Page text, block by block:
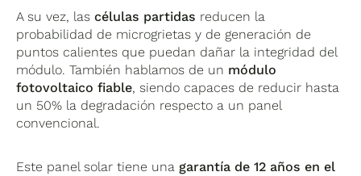
A su vez, lascélulas partidas reducen la
probabilidad de microgrietas y de generación de
puntos calientes que puedan dañar la integridad del
módulo. También hablamos de un módulo
fotovoltaico fiable, siendo capaces de reducir hasta
un 50% la degradación respecto a un panel
convencional.
Este panel solar tiene una garantía de 12 años en el